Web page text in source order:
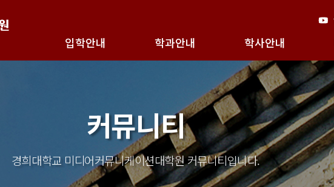
입학안내 학과안내 학사안내
커뮤니티
경희대학교 미디어커뮤니케이션대학원 커뮤니티입니다.